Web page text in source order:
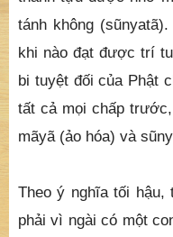
tánh không
khi nào đạt được trí
bi tuyệt đối của Phật
tất cả mọi chấp
mãyã (ảo hóa) và
Theo ý nghĩa tối
phải vì ngài có một